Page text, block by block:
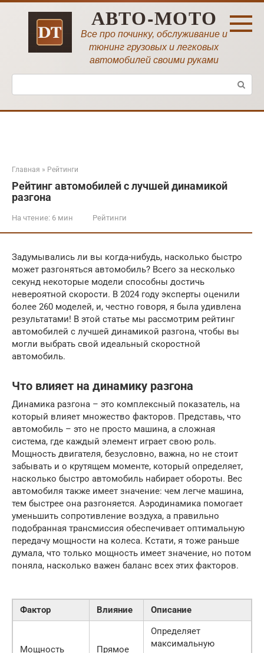
Перейти
АВТО-МОТО
Все про починку, обслуживание и
тюнинг грузовых и легковых
автомобилей своими руками
Поиск:
Главная » Рейтинги
Рейтинг автомобилей с лучшей динамикой
разгона
На чтение: 6 мин Рейтинги
Задумывались ли вы когда-нибудь, насколько быстро
может разгоняться автомобиль? Всего за несколько
секунд некоторые модели способны достичь
невероятной скорости. В 2024 году эксперты оценили
более 260 моделей, и, честно говоря, я была удивлена
результатами! В этой статье мы рассмотрим рейтинг
автомобилей с лучшей динамикой разгона, чтобы вы
могли выбрать свой идеальный скоростной
автомобиль.
Что влияет на динамику разгона
Динамика разгона – это комплексный показатель, на
который влияет множество факторов. Представь, что
автомобиль – это не просто машина, а сложная
система, где каждый элемент играет свою роль.
Мощность двигателя, безусловно, важна, но не стоит
забывать и о крутящем моменте, который определяет,
насколько быстро автомобиль набирает обороты. Вес
автомобиля также имеет значение: чем легче машина,
тем быстрее она разгоняется. Аэродинамика помогает
уменьшить сопротивление воздуха, а правильно
подобранная трансмиссия обеспечивает оптимальную
передачу мощности на колеса. Кстати, я тоже раньше
думала, что только мощность имеет значение, но потом
поняла, насколько важен баланс всех этих факторов.
Фактор Влияние Описание
Мощность Прямое
Определяет
максимальную